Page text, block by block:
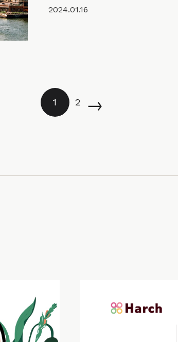
2024.01.16
1 2 →